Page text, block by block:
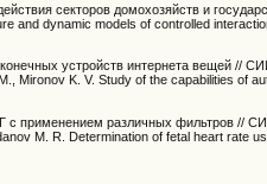
секторов домохозяйств и
and dynamic models of controlled
устройств интернета вещей //
Mironov K. V. Study of the capabilities of
с применением различных фильтров //
M. R. Determination of fetal heart rate